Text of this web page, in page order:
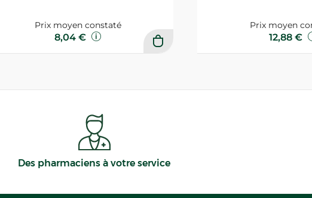
Prix moyen constaté
8,04 €
Prix moyen
12,88 €
Des pharmaciens à votre service